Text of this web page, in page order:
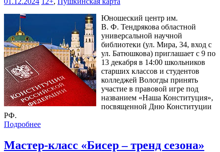
Юношеский центр им.
В. Ф. Тендрякова областной
универсальной научной
библиотеки (ул. Мира, 34, вход с
ул. Батюшкова) приглашает с 9 по
13 декабря в 14:00 школьников
старших классов и студентов
колледжей Вологды принять
участие в правовой игре под
названием «Наша Конституция»,
посвященной Дню Конституции
РФ.
Подробнее
Мастер-класс «Бисер – тренд сезона»